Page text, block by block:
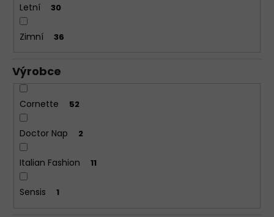
Letní 30
Zimní 36
Výrobce
Cornette 52
Doctor Nap 2
Italian Fashion 11
Sensis 1